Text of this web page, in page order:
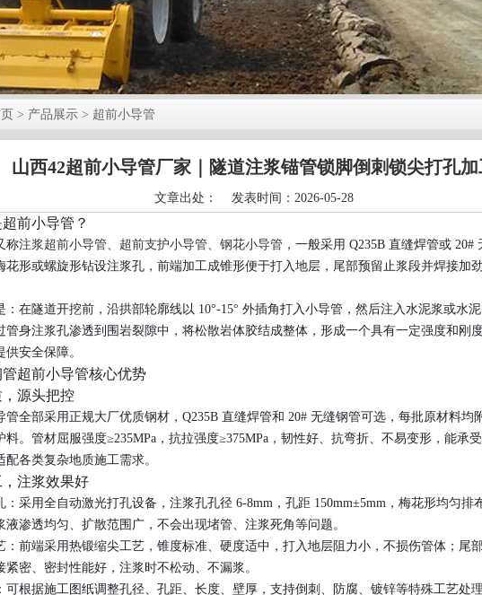
> 产品展示 > 超前小导管
山西42超前小导管厂家｜隧道注浆锚管锁脚倒刺锁尖打孔
文章出处： 发表时间：2026-05-28
前小导管？
称注浆超前小导管、超前支护小导管、钢花小导管 ，一般采用 Q235B 直缝焊管或 20#
花形或螺旋形钻设注浆孔，前端加工成锥形便于打入地层，尾部预留止浆段并焊接加
：在隧道开挖前，沿拱部轮廓线以 10°-15° 外插角打入小导管，然后注入水泥浆或水
管身注浆孔渗透到围岩裂隙中，将松散岩体胶结成整体，形成一个具有一定强度和刚
安全保障。
超前小导管核心优势
，源头把控
管全部采用正规大厂优质钢材，Q235B 直缝焊管和 20# 无缝钢管可选，每批原材料均
料。管材屈服强度≥235MPa，抗拉强度≥375MPa，韧性好、抗弯折、不易变形，能承
配各类复杂地质施工需求。
，注浆效果好
：采用全自动激光打孔设备，注浆孔孔径 6-8mm，孔距 150mm±5mm，梅花形均匀排
液渗透均匀、扩散范围广，不会出现堵管、注浆死角等问题。
：前端采用热锻缩尖工艺，锥度标准、硬度适中，打入地层阻力小，不损伤管体；尾
紧密、密封性能好，注浆时不松动、不漏浆。
：可根据施工图纸调整孔径、孔距、长度、壁厚，支持倒刺、防腐、镀锌等特殊工艺处